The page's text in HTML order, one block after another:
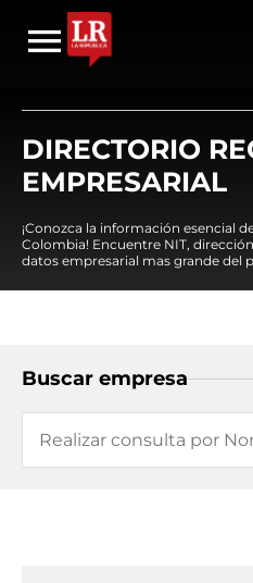
DIRECTORIO
EMPRESARIAL
¡Conozca la información esencial
Colombia! Encuentre NIT,
datos empresarial mas grande del
Buscar empresa